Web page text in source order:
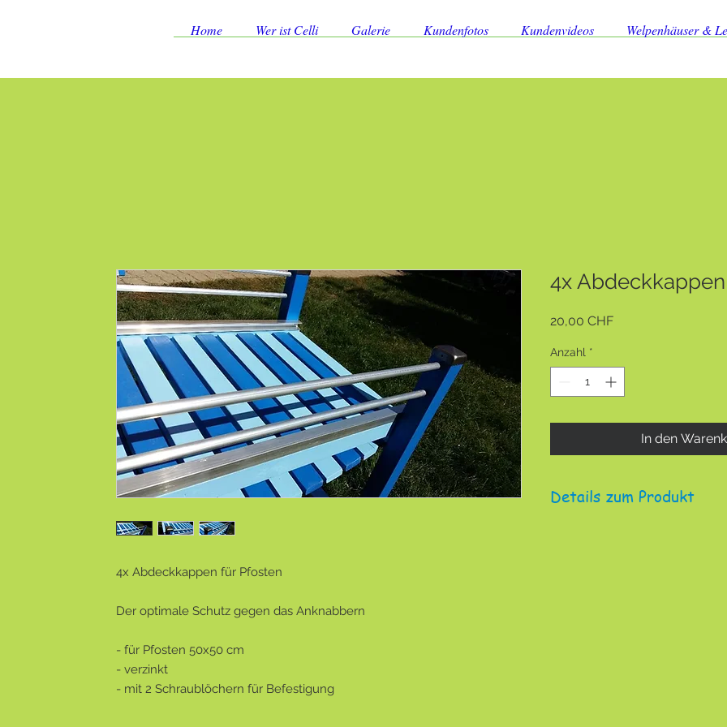
Home Wer ist Celli Galerie Kundenfotos Kundenvideos Welpenhäuser &
4x Abdeckkappen für Pfosten
Der optimale Schutz gegen das Anknabbern
- für Pfosten 50x50 cm
- verzinkt
- mit 2 Schraublöchern für Befestigung
4x
20,00 CHFPreis
Anzahl *
In den
Details zum Produkt